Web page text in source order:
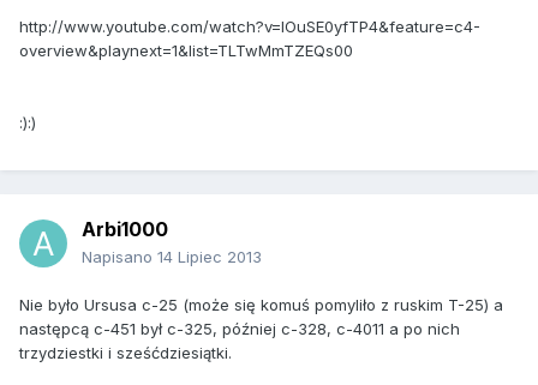
http://www.youtube.com/watch?v=lOuSE0yfTP4&feature=c4-
overview&playnext=1&list=TLTwMmTZEQs00
:):)
Arbi1000
Napisano 14 Lipiec 2013
Nie było Ursusa c-25 (może się komuś pomyliło z ruskim T-25) a
następcą c-451 był c-325, później c-328, c-4011 a po nich
trzydziestki i sześćdziesiątki.